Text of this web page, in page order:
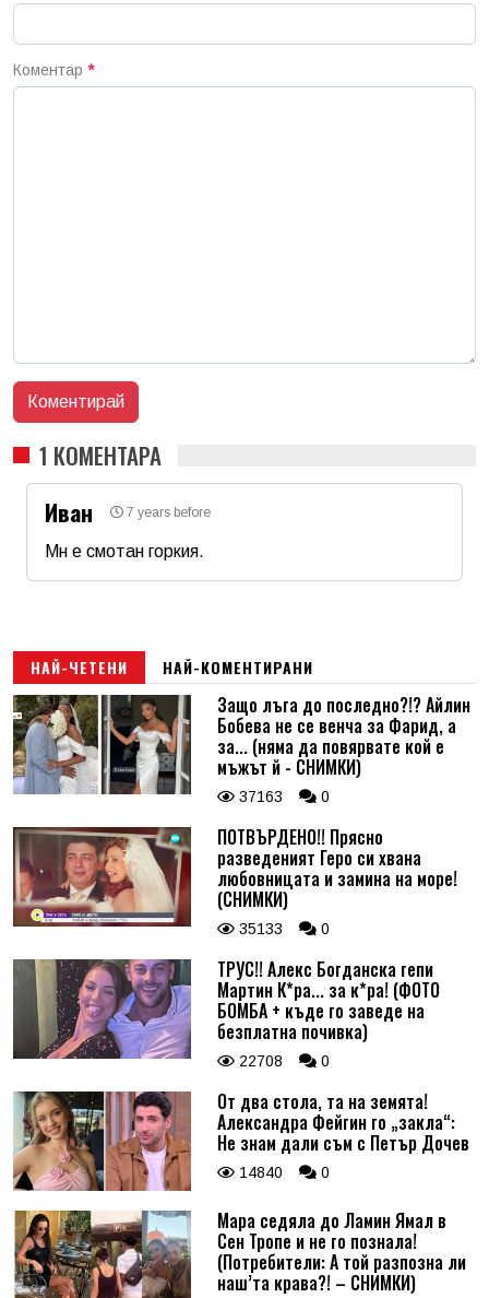
Коментар *
1 КОМЕНТАРА
Иван
7 years before
Мн е смотан горкия.
Email
Коментар*
НАЙ-ЧЕТЕНИ НАЙ-КОМЕНТИРАНИ
Защо лъга до последно?!? Айлин
Бобева не се венча за Фарид, а
за... (няма да повярвате кой е
мъжът й - СНИМКИ)
37163 0
ПОТВЪРДЕНО!! Прясно
разведеният Геро си хвана
любовницата и замина на море!
(СНИМКИ)
35133 0
ТРУС!! Алекс Богданска гепи
Мартин К*ра... за к*ра! (ФОТО
БОМБА + къде го заведе на
безплатна почивка)
22708 0
От два стола, та на земята!
Александра Фейгин го „закла“:
Не знам дали съм с Петър Дочев
14840 0
Мара седяла до Ламин Ямал в
Сен Тропе и не го познала!
(Потребители: А той разпозна ли
наш’та крава?! – СНИМКИ)